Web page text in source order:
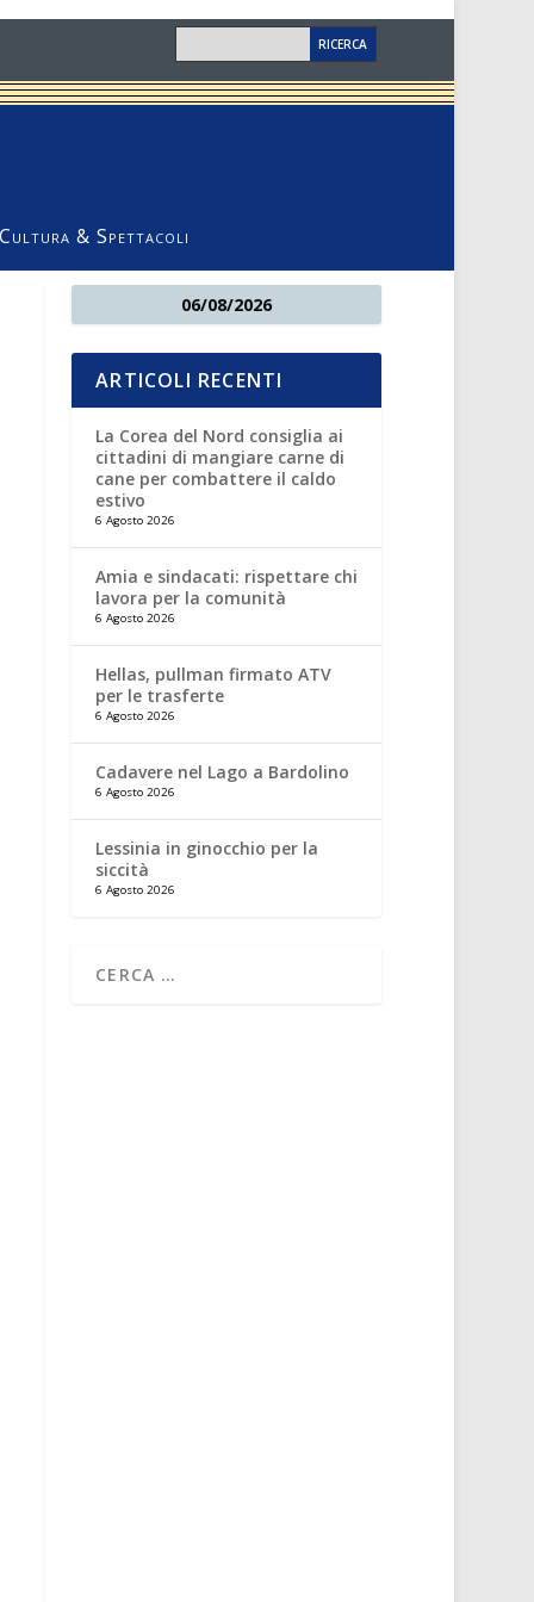
Cultura & Spettacoli
06/08/2026
ARTICOLI RECENTI
La Corea del Nord consiglia ai
cittadini di mangiare carne di
cane per combattere il caldo
estivo
6 Agosto 2026
Amia e sindacati: rispettare chi
lavora per la comunità
6 Agosto 2026
Hellas, pullman firmato ATV
per le trasferte
6 Agosto 2026
Cadavere nel Lago a Bardolino
6 Agosto 2026
Lessinia in ginocchio per la
siccità
6 Agosto 2026